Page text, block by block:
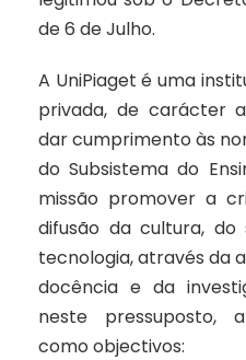
de 6 de Julho.
A UniPiaget é uma
privada, de carácter
dar cumprimento às
do Subsistema do
missão promover a
difusão da cultura,
tecnologia, através da
docência e da
neste pressuposto,
como objectivos: